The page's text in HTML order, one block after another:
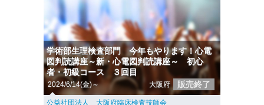
学術部生理検査部門 今年もやります！心電
図判読講座～新・心電図判読講座～ 初心
者・初級コース ３回目
2024/6/14(金)～ 大阪府 販売終了
公益社団法人 大阪府臨床検査技師会